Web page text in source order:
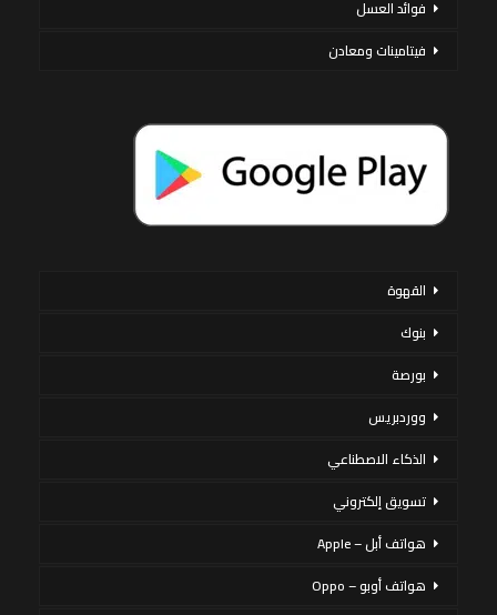
فوائد العسل
فيتامينات ومعادن
القهوة
بنوك
بورصة
ووردبريس
الذكاء الاصطناعي
تسويق إلكتروني
هواتف أبل – Apple
هواتف أوبو – Oppo